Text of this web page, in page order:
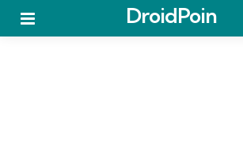
DroidPoin